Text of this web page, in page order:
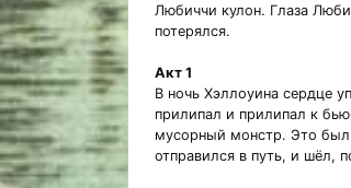
Любиччи кулон. Глаза
потерялся.
Акт 1
В ночь Хэллоуина сердце
прилипал и прилипал к
мусорный монстр. Это был
отправился в путь, и шёл,